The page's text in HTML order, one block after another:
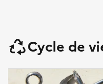
Cycle de